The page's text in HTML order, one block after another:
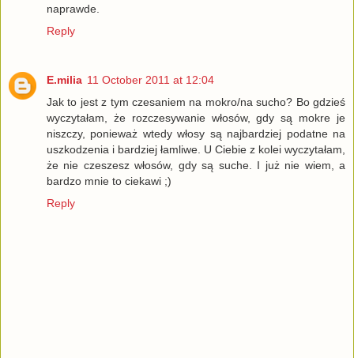
naprawde.
Reply
E.milia 11 October 2011 at 12:04
Jak to jest z tym czesaniem na mokro/na sucho? Bo gdzieś
wyczytałam, że rozczesywanie włosów, gdy są mokre je
niszczy, ponieważ wtedy włosy są najbardziej podatne na
uszkodzenia i bardziej łamliwe. U Ciebie z kolei wyczytałam,
że nie czeszesz włosów, gdy są suche. I już nie wiem, a
bardzo mnie to ciekawi ;)
Reply